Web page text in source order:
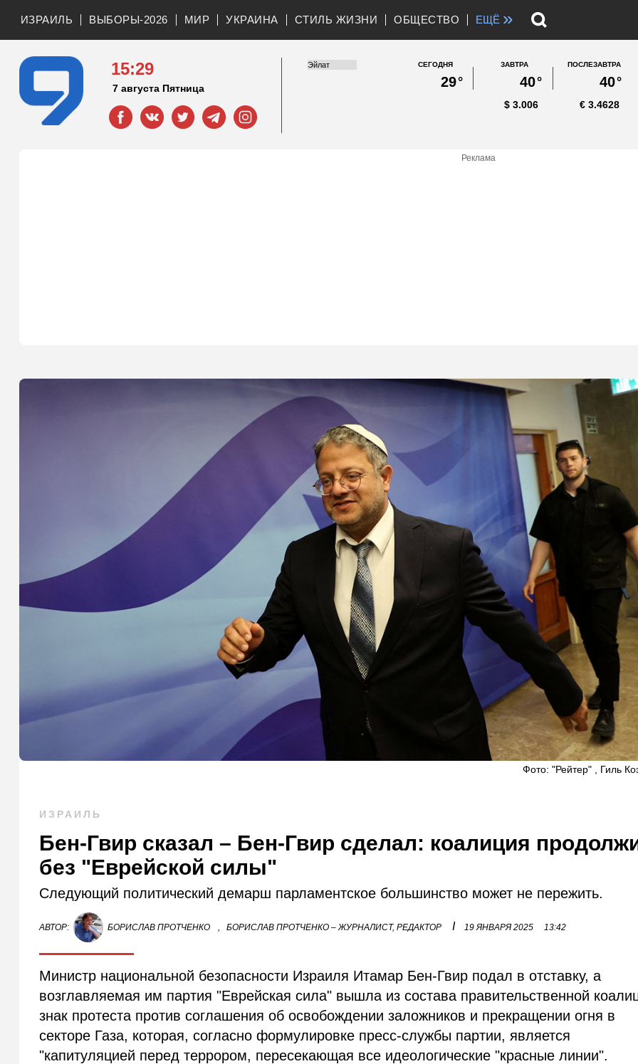
ИЗРАИЛЬ ВЫБОРЫ-2026 МИР УКРАИНА СТИЛЬ ЖИЗНИ ОБЩЕСТВО ЕЩЁ »
15:29
7 августа Пятница
СЕГОДНЯ
29°
ЗАВТРА
40°
ПОСЛЕЗАВТРА
40°
3.006
$ 3.4628
€
Реклама
Фото: "Рейтер" , Гиль
ИЗРАИЛЬ
Бен-Гвир сказал – Бен-Гвир сделал: коалиция
без "Еврейской силы"
Следующий политический демарш парламентское большинство может не пережить.
АВТОР: БОРИСЛАВ ПРОТЧЕНКО , БОРИСЛАВ ПРОТЧЕНКО – ЖУРНАЛИСТ, РЕДАКТОР I 19 ЯНВАРЯ 2025 13:42
Министр национальной безопасности Израиля Итамар Бен-Гвир подал в отставку, а
возглавляемая им партия "Еврейская сила" вышла из состава правительственной
знак протеста против соглашения об освобождении заложников и прекращении огня в
секторе Газа, которая, согласно формулировке пресс-службы партии, является
"капитуляцией перед террором, пересекающая все идеологические "красные линии".